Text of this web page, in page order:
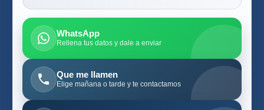
WhatsApp
Rellena tus datos y dale a enviar
Que me llamen
Elige mañana o tarde y te contactamos